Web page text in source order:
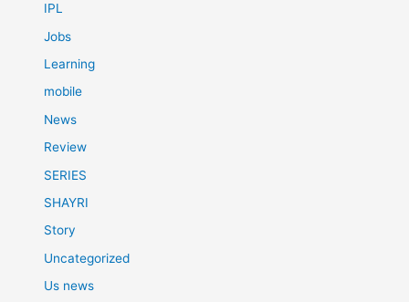
IPL
Jobs
Learning
mobile
News
Review
SERIES
SHAYRI
Story
Uncategorized
Us news